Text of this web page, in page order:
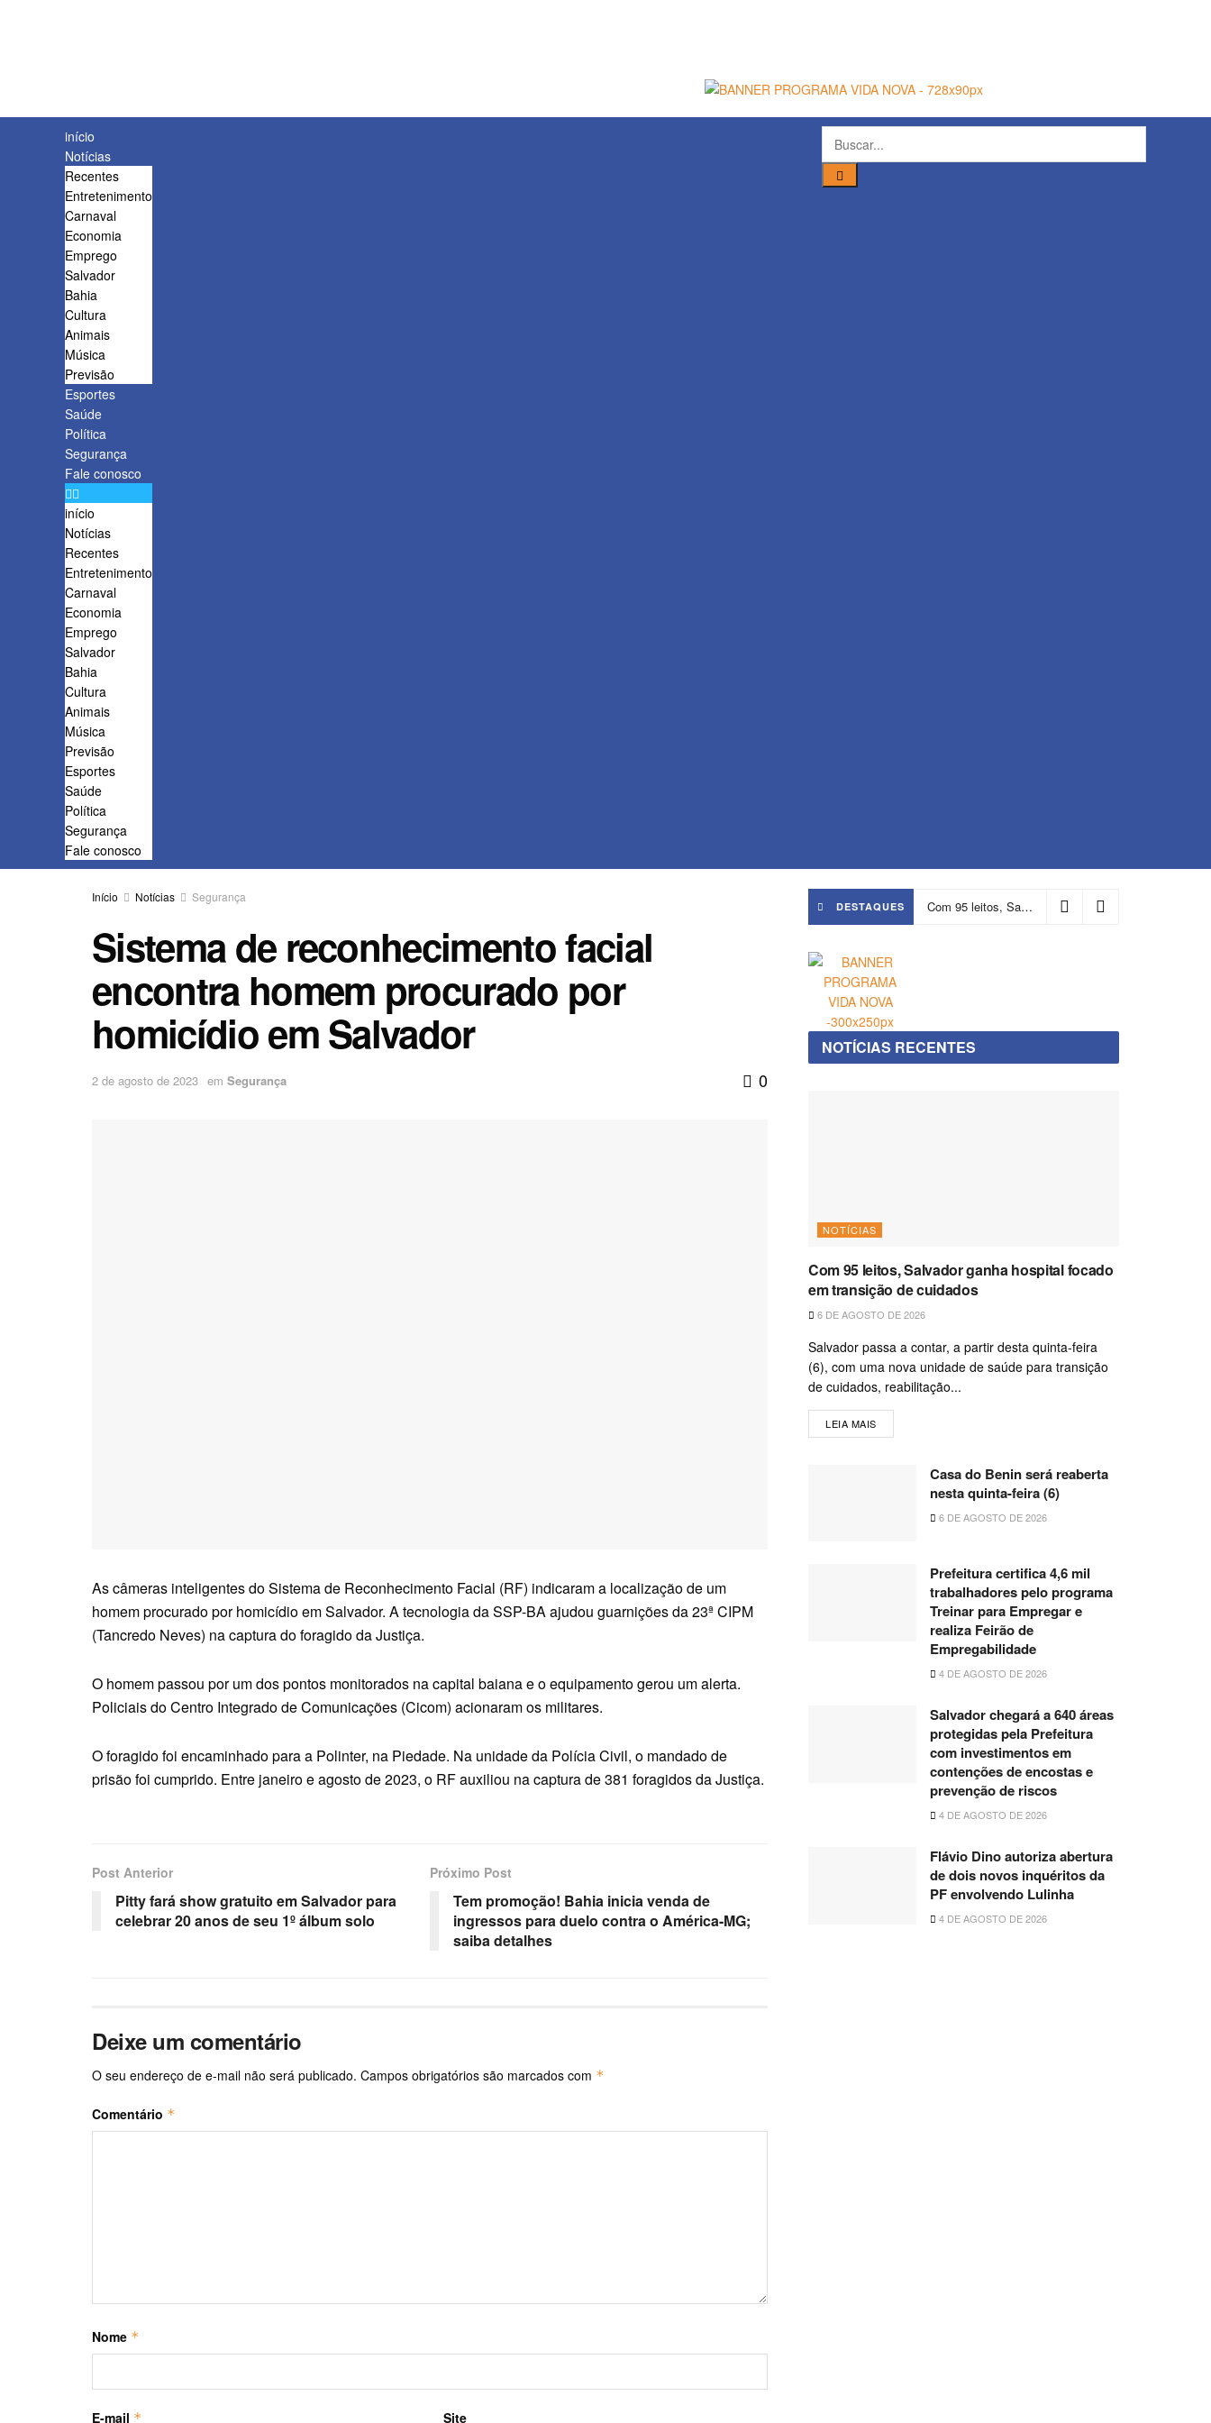
início
Notícias
Recentes
Entretenimento
Carnaval
Economia
Emprego
Salvador
Bahia
Cultura
Animais
Música
Previsão
Esportes
Saúde
Política
Segurança
Fale conosco
início
Notícias
Recentes
Entretenimento
Carnaval
Economia
Emprego
Salvador
Bahia
Cultura
Animais
Música
Previsão
Esportes
Saúde
Política
Segurança
Fale conosco
Início Notícias Segurança
Sistema de reconhecimento facial
encontra homem procurado por
homicídio em Salvador
2 de agosto de 2023 em Segurança 0
As câmeras inteligentes do Sistema de Reconhecimento Facial (RF) indicaram a localização de um
homem procurado por homicídio em Salvador. A tecnologia da SSP-BA ajudou guarnições da 23ª CIPM
(Tancredo Neves) na captura do foragido da Justiça.
O homem passou por um dos pontos monitorados na capital baiana e o equipamento gerou um alerta.
Policiais do Centro Integrado de Comunicações (Cicom) acionaram os militares.
O foragido foi encaminhado para a Polinter, na Piedade. Na unidade da Polícia Civil, o mandado de
prisão foi cumprido. Entre janeiro e agosto de 2023, o RF auxiliou na captura de 381 foragidos da Justiça.
Post Anterior
Pitty fará show gratuito em Salvador para
celebrar 20 anos de seu 1º álbum solo
Próximo Post
Tem promoção! Bahia inicia venda de
ingressos para duelo contra o América-MG;
saiba detalhes
Deixe um comentário
O seu endereço de e-mail não será publicado. Campos obrigatórios são marcados com *
Comentário *
Nome *
E-mail * Site
DESTAQUES Com 95 leitos, Salvador ganha hospital focado em transição de cuidados
NOTÍCIAS RECENTES
NOTÍCIAS
Com 95 leitos, Salvador ganha hospital focado
em transição de cuidados
6 DE AGOSTO DE 2026
Salvador passa a contar, a partir desta quinta-feira
(6), com uma nova unidade de saúde para transição
de cuidados, reabilitação...
LEIA MAIS
Casa do Benin será reaberta
nesta quinta-feira (6)
6 DE AGOSTO DE 2026
Prefeitura certifica 4,6 mil
trabalhadores pelo programa
Treinar para Empregar e
realiza Feirão de
Empregabilidade
4 DE AGOSTO DE 2026
Salvador chegará a 640 áreas
protegidas pela Prefeitura
com investimentos em
contenções de encostas e
prevenção de riscos
4 DE AGOSTO DE 2026
Flávio Dino autoriza abertura
de dois novos inquéritos da
PF envolvendo Lulinha
4 DE AGOSTO DE 2026